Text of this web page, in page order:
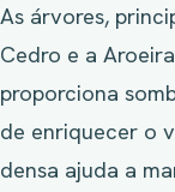
As árvores,
Cedro e a
proporciona
de enriquecer o
densa ajuda a